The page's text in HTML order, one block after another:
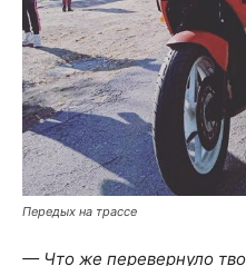
Передых на трассе
— Что же перевернуло